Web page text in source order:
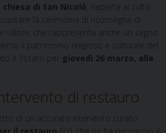
chiesa di San Nicolò , riaperta al culto
la cerimonia di riconsegna di
valore, che rappresenta anche un segno
il patrimonio religioso e culturale del
è fissato per giovedì 26 marzo, alle
di restauro
di un accurato intervento curato